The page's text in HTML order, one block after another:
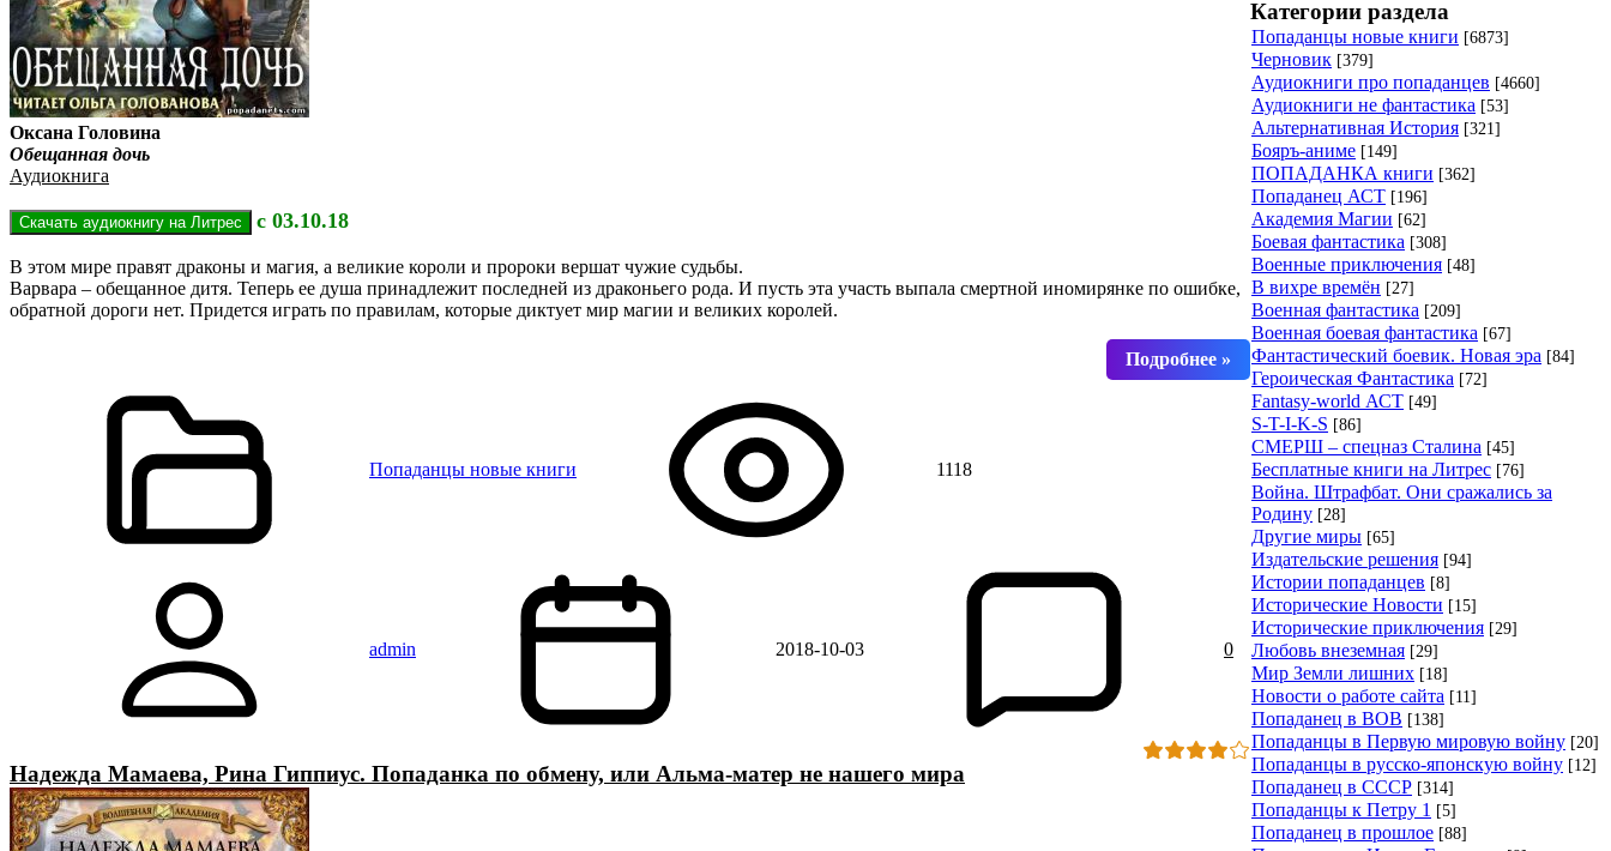
Оксана Головина
Обещанная дочь
Аудиокнига
с 03.10.18
В этом мире правят драконы и магия, а великие короли и пророки вершат чужие судьбы.
Варвара – обещанное дитя. Теперь ее душа принадлежит последней из драконьего рода. И пусть эта участь выпала смертной иномирянке по ошибке,
обратной дороги нет. Придется играть по правилам, которые диктует мир магии и великих королей.
Попаданцы новые книги 1118
admin 2018-10-03 0
Надежда Мамаева, Рина Гиппиус. Попаданка по обмену, или Альма-матер не нашего мира
Категории раздела
Попаданцы новые книги [6873]
Черновик [379]
Аудиокниги про попаданцев [4660]
Аудиокниги не фантастика [53]
Альтернативная История [321]
Бояръ-аниме [149]
ПОПАДАНКА книги [362]
Попаданец АСТ [196]
Академия Магии [62]
Боевая фантастика [308]
Военные приключения [48]
В вихре времён [27]
Военная фантастика [209]
Военная боевая фантастика [67]
Фантастический боевик. Новая эра [84]
Героическая Фантастика [72]
Fantasy-world АСТ [49]
S-T-I-K-S [86]
СМЕРШ – спецназ Сталина [45]
Бесплатные книги на Литрес [76]
Война. Штрафбат. Они сражались за
Родину [28]
Другие миры [65]
Издательские решения [94]
Истории попаданцев [8]
Исторические Новости [15]
Исторические приключения [29]
Любовь внеземная [29]
Мир Земли лишних [18]
Новости о работе сайта [11]
Попаданец в ВОВ [138]
Попаданцы в Первую мировую войну [20]
Попаданцы в русско-японскую войну [12]
Попаданец в СССР [314]
Попаданцы к Петру 1 [5]
Попаданец в прошлое [88]